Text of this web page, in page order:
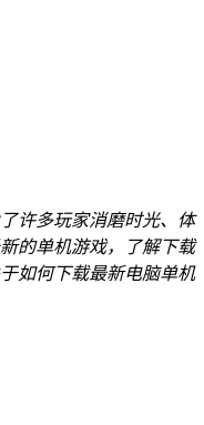
许多玩家消磨时光、体
的单机游戏，了解下载
如何下载最新电脑单机